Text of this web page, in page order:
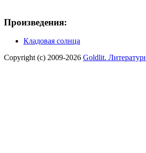
Произведения:
Кладовая солнца
Copyright (c) 2009-2026 Goldlit.